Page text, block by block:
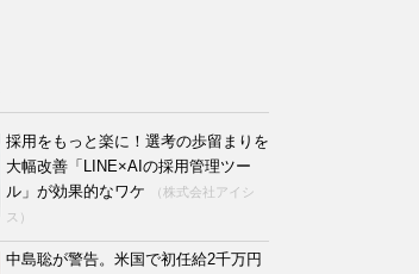
採用をもっと楽に！選考の歩留まりを
大幅改善「LINE×AIの採用管理ツー
ル」が効果的なワケ
（株式会社アイシ
ス）
中島聡が警告。米国で初任給2千万円